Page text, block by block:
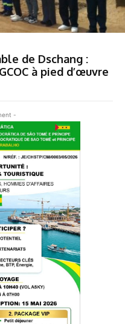
de Dschang :
à pied d’œuvre
-